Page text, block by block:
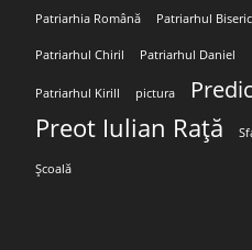
Patriarhia Română Patriarhul
Patriarhul Chiril Patriarhul Daniel
Patriarhul Kirill pictura
Preot Iulian Rață
Școală